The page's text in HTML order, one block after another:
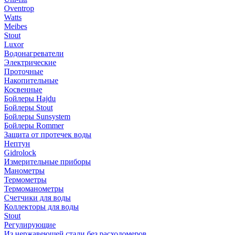
Oventrop
Watts
Meibes
Stout
Luxor
Водонагреватели
Электрические
Проточные
Накопительные
Косвенные
Бойлеры Hajdu
Бойлеры Stout
Бойлеры Sunsystem
Бойлеры Rommer
Защита от протечек воды
Нептун
Gidrolock
Измерительные приборы
Манометры
Термометры
Термоманометры
Счетчики для воды
Коллекторы для воды
Stout
Регулирующие